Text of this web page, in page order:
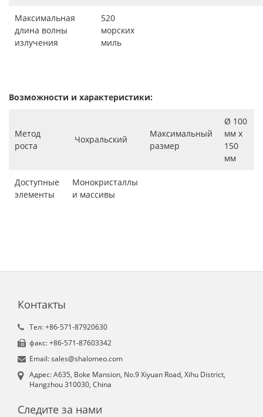
Максимальная
длина волны
излучения
520
морских
миль
Возможности и характеристики:
Метод
роста
Чохральский
Максимальный
размер
Ø 100
мм x
150
мм
Доступные
элементы
Монокристаллы
и массивы
Контакты
Tел: +86-571-87920630
факс: +86-571-87603342
Email: sales@shalomeo.com
Aдрес: A635, Boke Mansion, No.9 Xiyuan Road, Xihu District,
Hangzhou 310030, China
Следите за нами